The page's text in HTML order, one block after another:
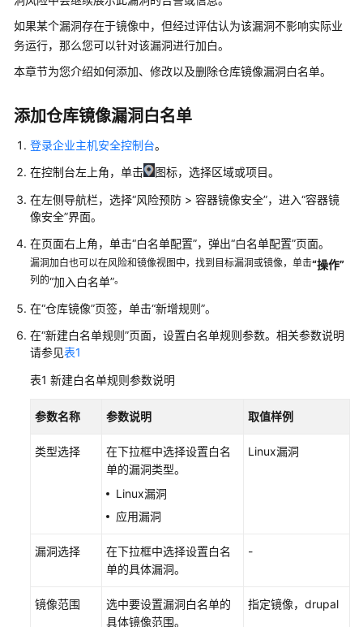
品
介
绍
费
说
明
快
速
入
门
用
指
南
过
授
使
限
买
如果某个漏洞存在于镜像中，但经过评估认为该漏洞不影响实际业
务运行，那么您可以针对该漏洞进行加白。
本章节为您介绍如何添加、修改以及删除仓库镜像漏洞白名单。
添加仓库镜像漏洞白名单
登录企业主机安全控制台。
在控制台左上角，单击
图标，选择区域或项目。
在左侧导航栏，选择“风险预防 > 容器镜像安全”，进入“容器镜
像安全”界面。
在页面右上角，单击“白名单配置”，弹出“白名单配置”页面。
漏洞加白也可以在风险和镜像视图中，找到目标漏洞或镜像，单击“操作”
列的“加入白名单”。
在“仓库镜像”页签，单击“新增规则”。
在“新建白名单规则”页面，设置白名单规则参数。相关参数说明
请参见表1
表1 新建白名单规则参数说明
参数名称 参数说明 取值样例
类型选择
在下拉框中选择设置白名
单的漏洞类型。
Linux漏洞
应用漏洞
Linux漏洞
漏洞选择
在下拉框中选择设置白名
单的具体漏洞。
-
镜像范围
选中要设置漏洞白名单的
具体镜像范围。
指定镜像，drupal